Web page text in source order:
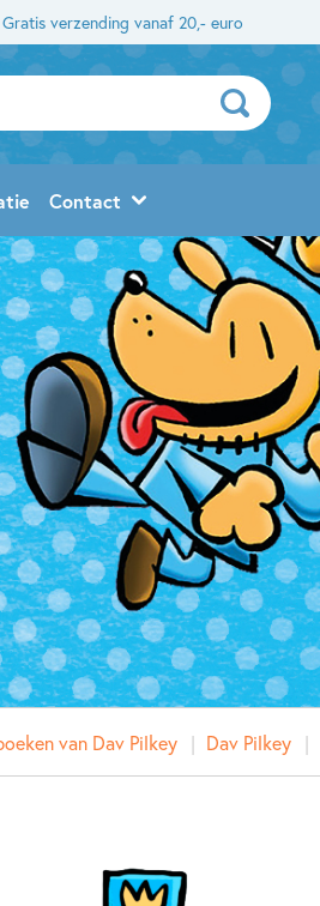
Gratis verzending vanaf 20,- euro
Contact
van Dav Pilkey Dav Pilkey